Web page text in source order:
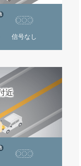
信号なし
近